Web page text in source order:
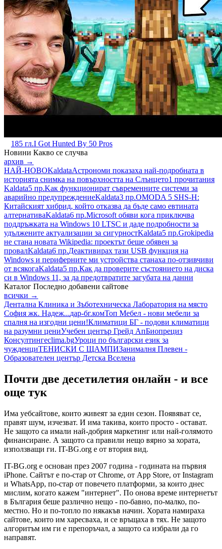
185 гл.I Got Hunted By 50 Pros
Новини Какво се случва
архив →
НАЙ-НОВОKaldataАстрономи показаха най-подробната в
историята снимка на повърхността на Слънцето1 прочитания
Kaldata5 пр.Kак функционират съвременните системи за
аварийно предупреждениеKaldata3 пр.OMODA 5 SHS-H:
Китайският хибрид, който отказва да бъде само евтината
алтернативаKaldata6 пр.Microsoft обяви кога приключва
поддръжката на Windows 10 LTSC и даде подробности за
удължените актуализации за сигурностKaldata5 пр.Grokipedia
не стана новата Wikipedia: проектът беше обявен за
провалKaldata6 пр.Деактивирах тази USB функция на
Windows и периферните ми устройства станаха по-отзивчиви
от всякогаKaldata5 пр.Как да проверите състоянието на диска
си в Windows 11, за да предотвратите загубата на данни
Каталог Последно добавени сайтове
всички →
Дентална Клиника и Зъботехническа Лаборатория на място
София жк. Надеж...дар-бг.комТоп Мебел - нови мебели за
спалня на изгодни цени!Климатици БГ - подови климатици
на разумни цениУчебен център Грейд АпБиопрециз
Консултингeclima.bgУроци по български език за
чужденциТЕНИСКИ С ЩАМПИЗанималня Плевен -
Образователен център Детска Вселена
Почти две десетилетия онлайн - и все
още тук
Има уебсайтове, които живеят за един сезон. Появяват се,
правят шум, изчезват. И има такива, които просто - остават.
Не защото са имали най-добрия маркетинг или най-голямото
финансиране. А защото са правили нещо вярно за хората,
използващи ги. IT-BG.org е от втория вид.
IT-BG.org е основан през 2007 година - годината на първия
iPhone. Сайтът е по-стар от Chrome, от App Store, от Instagram
и WhatsApp, по-стар от повечето платформи, за които днес
мислим, когато кажем "интернет". По онова време интернетът
в България беше различно нещо - по-бавно, по-малко, по-
местно. Но и по-топло по някакъв начин. Хората намираха
сайтове, които им харесваха, и се връщаха в тях. Не защото
алгоритъм им ги е препоръчал, а защото са избрали да го
направят.